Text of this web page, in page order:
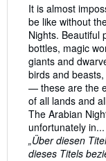
It is almost
be like without
Nights. Beautiful
bottles, magic
giants and
birds and
— these are the
of all lands and
The Arabian
unfortunately in...
„Über diesen
dieses Titels